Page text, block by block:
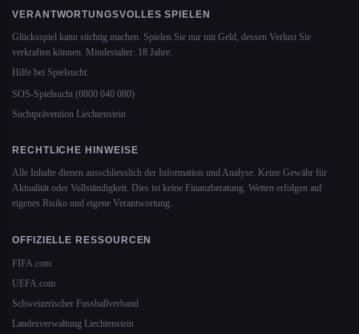
VERANTWORTUNGSVOLLES SPIELEN
Glücksspiel kann süchtig machen. Spielen Sie nur mit Geld, dessen Verlust Sie
verkraften können. Mindestalter: 18 Jahre.
Hilfe bei Spielsucht:
SOS-Spielsucht (0800 040 080)
Suchtprävention Liechtenstein
RECHTLICHE HINWEISE
Alle Inhalte dienen ausschliesslich der Information und Analyse. Keine Gewähr für
Aktualität oder Vollständigkeit. Dies ist keine Finanzberatung. Wetten erfolgen auf
eigenes Risiko und eigene Verantwortung.
OFFIZIELLE RESSOURCEN
FIFA.com
UEFA.com
Schweizerischer Fussballverband
Landesverwaltung Liechtenstein